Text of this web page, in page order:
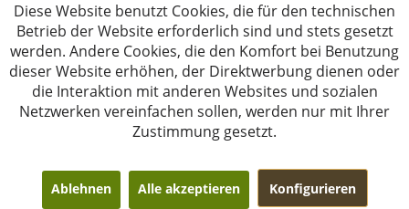
Diese Website benutzt Cookies, die für den technischen
Betrieb der Website erforderlich sind und stets gesetzt
werden. Andere Cookies, die den Komfort bei Benutzung
dieser Website erhöhen, der Direktwerbung dienen oder
die Interaktion mit anderen Websites und sozialen
Netzwerken vereinfachen sollen, werden nur mit Ihrer
Zustimmung gesetzt.
Ablehnen Alle akzeptieren Konfigurieren